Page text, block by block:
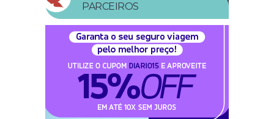
PARCEIROS